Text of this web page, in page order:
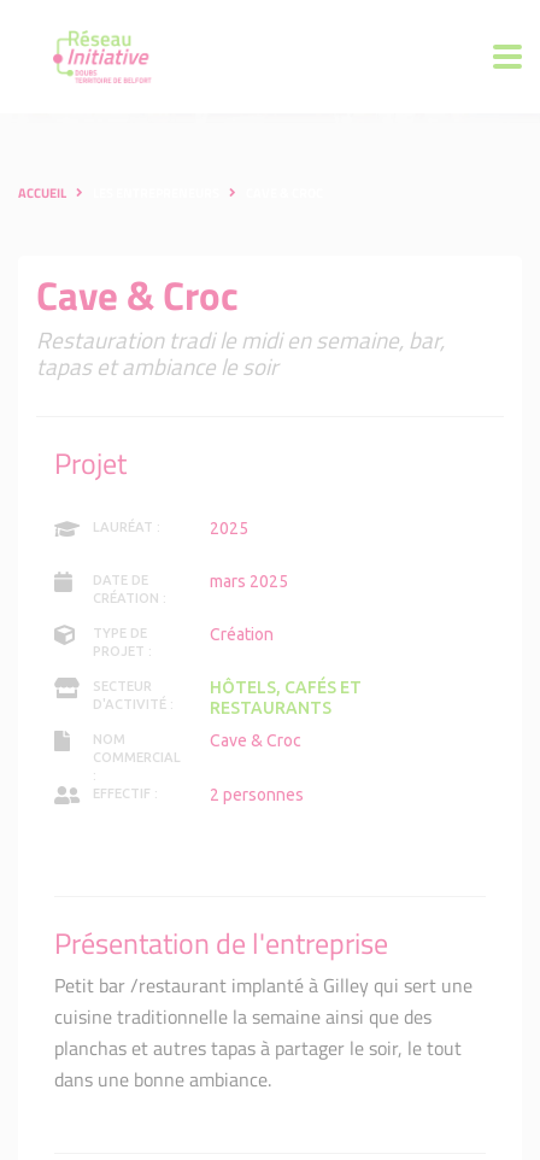
ACCUEIL
Cave & Croc
Restauration tradi le midi en semaine, bar,
tapas et ambiance le soir
Projet
LAURÉAT : 2025
DATE DE
CRÉATION :
mars 2025
TYPE DE
PROJET :
Création
SECTEUR
D'ACTIVITÉ :
HÔTELS, CAFÉS ET
RESTAURANTS
NOM
COMMERCIAL
:
Cave & Croc
EFFECTIF : 2 personnes
Présentation de l'entreprise
Petit bar /restaurant implanté à Gilley qui sert une
cuisine traditionnelle la semaine ainsi que des
planchas et autres tapas à partager le soir, le tout
dans une bonne ambiance.